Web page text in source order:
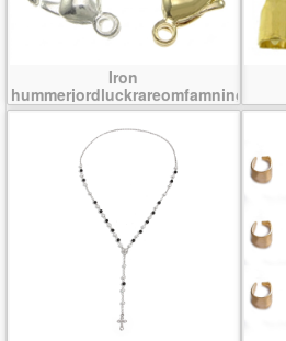
Iron
hummerjordluckrareomfamningen